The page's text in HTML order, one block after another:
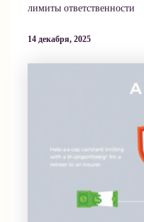
лимиты ответственности
14 декабря, 2025